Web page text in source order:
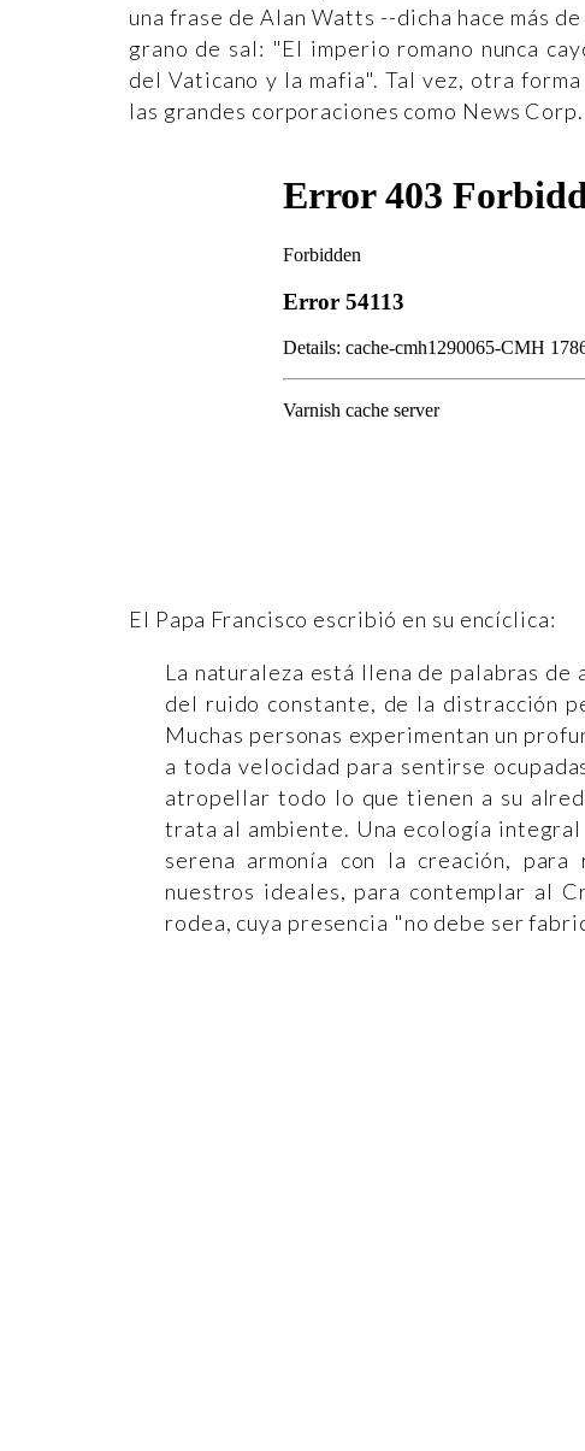
una frase de Alan Watts --dicha hace más
grano de sal: "El imperio romano nunca
del Vaticano y la mafia". Tal vez, otra
las grandes corporaciones como News
El Papa Francisco escribió en su encíclica:
La naturaleza está llena de palabras de
del ruido constante, de la distracción
Muchas personas experimentan un
a toda velocidad para sentirse
atropellar todo lo que tienen a su
trata al ambiente. Una ecología
serena armonía con la creación,
nuestros ideales, para contemplar al
rodea, cuya presencia "no debe ser